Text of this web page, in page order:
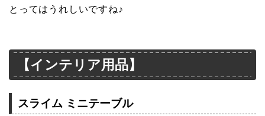
とってはうれしいですね♪
【インテリア用品】
スライム ミニテーブル